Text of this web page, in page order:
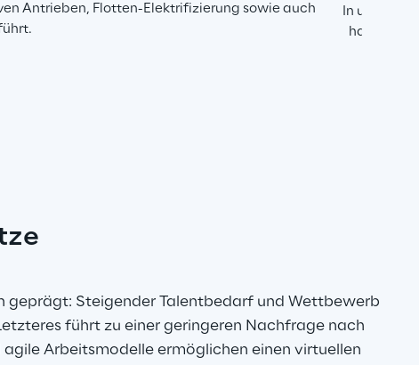
Antrieben, Flotten-Elektrifizierung sowie auch
In
haben,
geprägt: Steigender Talentbedarf und Wettbewerb
führt zu einer geringeren Nachfrage nach
Arbeitsmodelle ermöglichen einen virtuellen